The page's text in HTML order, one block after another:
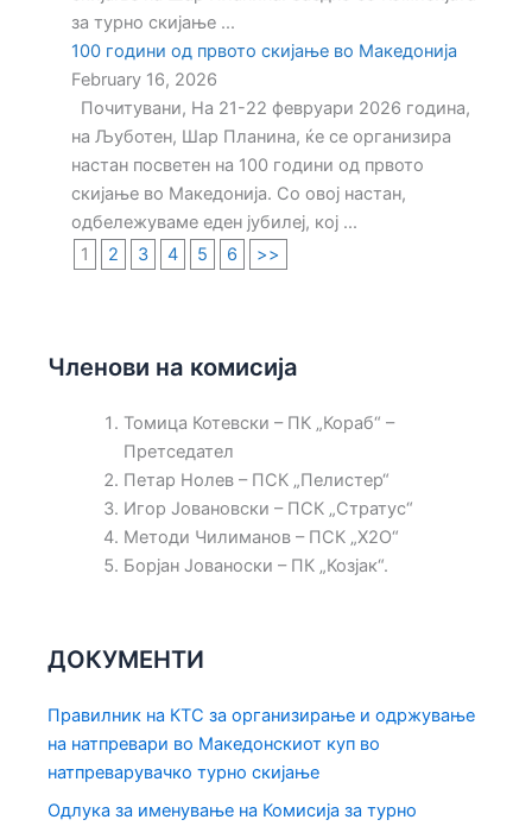
за турно скијање ...
100 години од првото скијање во Македонија
February 16, 2026
Почитувани, На 21-22 февруари 2026 година,
на Љуботен, Шар Планина, ќе се организира
настан посветен на 100 години од првото
скијање во Македонија. Со овој настан,
одбележуваме еден јубилеј, кој ...
1
2 3 4 5 6 >>
Членови на комисија
Томица Котевски – ПК „Кораб“ –
Претседател
Петар Нолев – ПСК „Пелистер“
Игор Јовановски – ПСК „Стратус“
Методи Чилиманов – ПСК „Х2О“
Борјан Јованоски – ПК „Козјак“.
ДОКУМЕНТИ
Правилник на КТС за организирање и одржување
на натпревари во Македонскиот куп во
натпреварувачко турно скијање
Одлука за именување на Комисија за турно